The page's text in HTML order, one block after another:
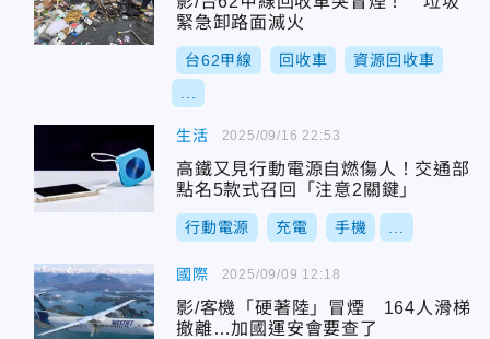
緊急卸路面滅火
台62甲線 回收車 資源回收車
生活
高鐵又見行動電源自燃傷人！交通部
點名5款式召回「注意2關鍵」
行動電源 充電 手機
2025/09/16 22:53
國際
影/客機「硬著陸」冒煙 164人滑梯
撤離…加國運安會要查了
2025/09/09 12:18